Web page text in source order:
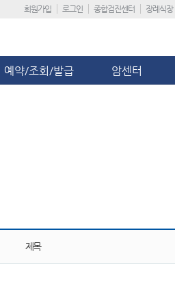
회원가입 로그인 종합검진센터 장례식장
예약/조회/발급 암센터
제목